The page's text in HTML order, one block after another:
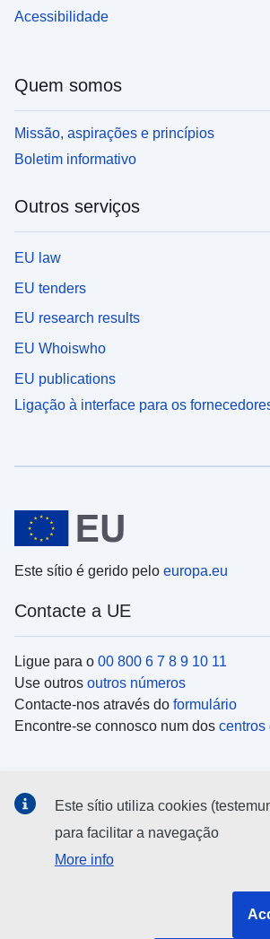
Acessibilidade
Quem somos
Missão, aspirações e princípios
Boletim informativo
Outros serviços
EU law
EU tenders
EU research results
EU Whoiswho
EU publications
Ligação à interface para os
Este sítio é gerido pelo europa.eu
Contacte a UE
Ligue para o 00 800 6 7 8 9 10 11
Use outros outros números
Contacte-nos através do formulário
Encontre-se connosco num dos centros
Procure as contas da UE nasredes
Instituições e organismos da
Este sítio utiliza cookies
para facilitar a navegação
More info